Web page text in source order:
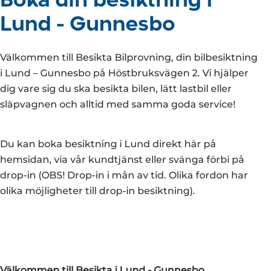
Lund - Gunnesbo
Välkommen till Besikta Bilprovning, din bilbesiktning
i Lund – Gunnesbo på Höstbruksvägen 2. Vi hjälper
dig vare sig du ska besikta bilen, lätt lastbil eller
släpvagnen och alltid med samma goda service!
Du kan boka besiktning i Lund direkt här på
hemsidan, via vår kundtjänst eller svänga förbi på
drop-in (OBS! Drop-in i mån av tid. Olika fordon har
olika möjligheter till drop-in besiktning).